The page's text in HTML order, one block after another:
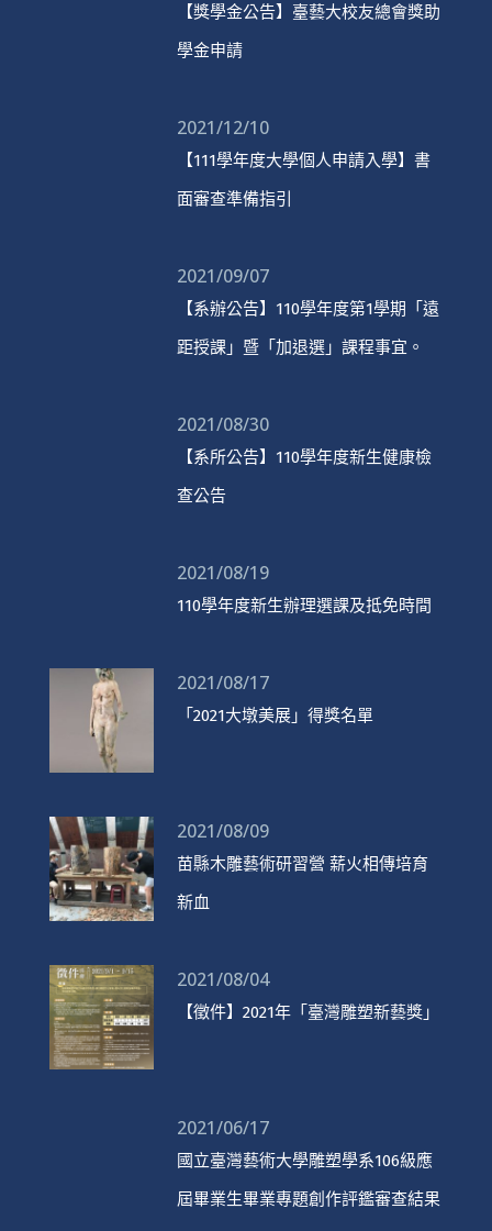
【獎學金公告】臺藝大校友總會獎助
學金申請
2021/12/10
【111學年度大學個人申請入學】書
面審查準備指引
2021/09/07
【系辦公告】110學年度第1學期「遠
距授課」暨「加退選」課程事宜。
2021/08/30
【系所公告】110學年度新生健康檢
查公告
2021/08/19
110學年度新生辦理選課及抵免時間
2021/08/17
「2021大墩美展」得獎名單
2021/08/09
苗縣木雕藝術研習營 薪火相傳培育
新血
2021/08/04
【徵件】2021年「臺灣雕塑新藝獎」
2021/06/17
國立臺灣藝術大學雕塑學系106級應
屆畢業生畢業專題創作評鑑審查結果